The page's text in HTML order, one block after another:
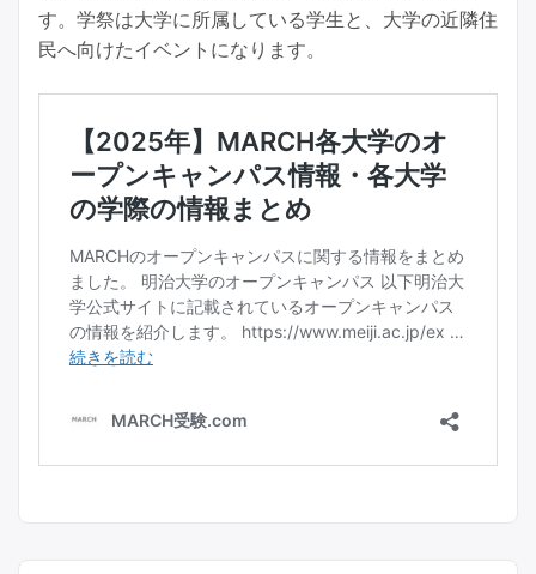
す。学祭は大学に所属している学生と、大学の近隣住
民へ向けたイベントになります。